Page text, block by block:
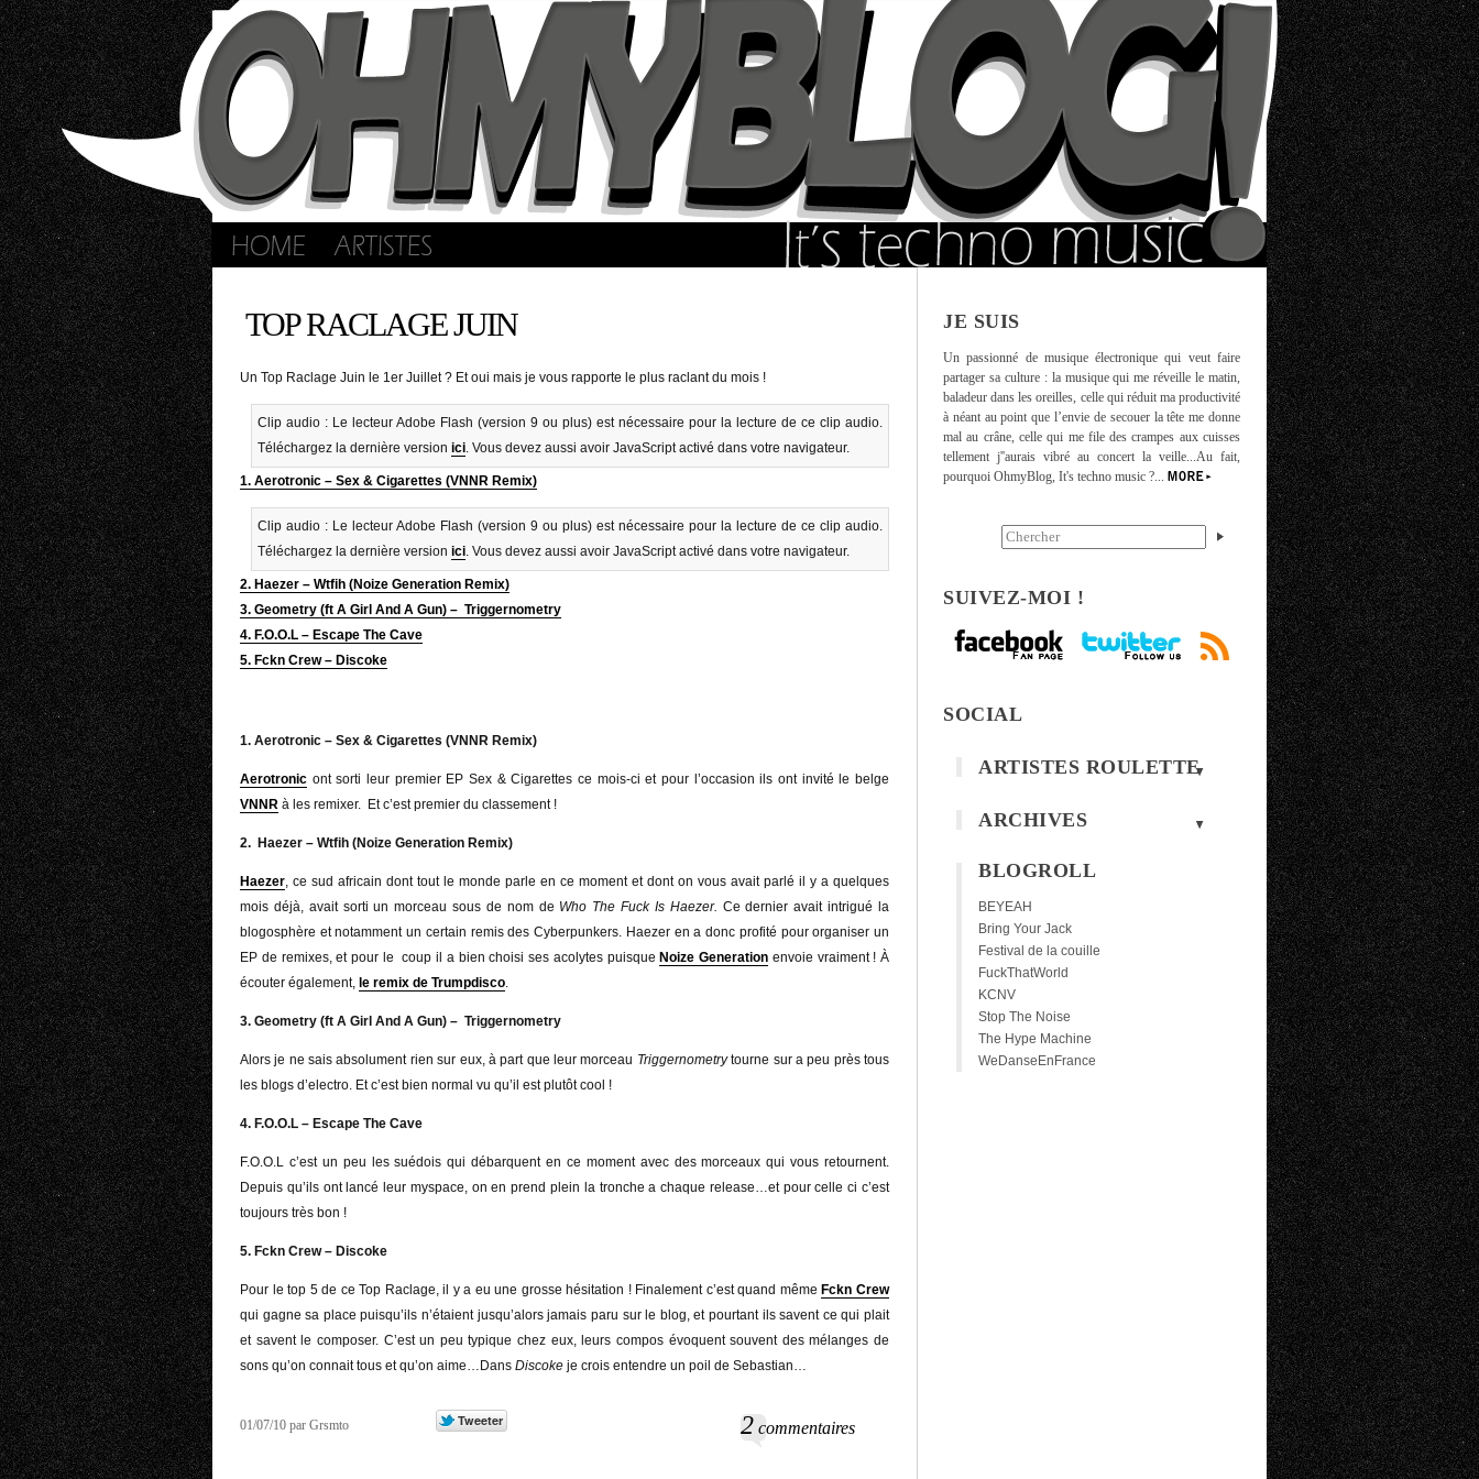
TOP RACLAGE JUIN
Un Top Raclage Juin le 1er Juillet ? Et oui mais je vous rapporte le plus raclant du mois !
Clip audio : Le lecteur Adobe Flash (version 9 ou plus) est nécessaire pour la lecture de ce clip audio.
Téléchargez la dernière version ici. Vous devez aussi avoir JavaScript activé dans votre navigateur.
1. Aerotronic – Sex & Cigarettes (VNNR Remix)
Clip audio : Le lecteur Adobe Flash (version 9 ou plus) est nécessaire pour la lecture de ce clip audio.
Téléchargez la dernière version ici. Vous devez aussi avoir JavaScript activé dans votre navigateur.
2. Haezer – Wtfih (Noize Generation Remix)
3. Geometry (ft A Girl And A Gun) – Triggernometry
4. F.O.O.L – Escape The Cave
5. Fckn Crew – Discoke
1. Aerotronic – Sex & Cigarettes (VNNR Remix)
Aerotronic ont sorti leur premier EP Sex & Cigarettes ce mois-ci et pour l’occasion ils ont invité le belge
VNNR à les remixer. Et c’est premier du classement !
2. Haezer – Wtfih (Noize Generation Remix)
Haezer, ce sud africain dont tout le monde parle en ce moment et dont on vous avait parlé il y a quelques
mois déjà, avait sorti un morceau sous de nom de Who The Fuck Is Haezer. Ce dernier avait intrigué la
blogosphère et notamment un certain remis des Cyberpunkers. Haezer en a donc profité pour organiser un
EP de remixes, et pour le coup il a bien choisi ses acolytes puisque Noize Generation envoie vraiment ! À
écouter également, le remix de Trumpdisco.
3. Geometry (ft A Girl And A Gun) – Triggernometry
Alors je ne sais absolument rien sur eux, à part que leur morceau Triggernometrytourne sur a peu près tous
les blogs d’electro. Et c’est bien normal vu qu’il est plutôt cool !
4. F.O.O.L – Escape The Cave
F.O.O.L c’est un peu les suédois qui débarquent en ce moment avec des morceaux qui vous retournent.
Depuis qu’ils ont lancé leur myspace, on en prend plein la tronche a chaque release…et pour celle ci c’est
toujours très bon !
5. Fckn Crew – Discoke
Pour le top 5 de ce Top Raclage, il y a eu une grosse hésitation ! Finalement c’est quand même Fckn Crew
qui gagne sa place puisqu’ils n’étaient jusqu’alors jamais paru sur le blog, et pourtant ils savent ce qui plait
et savent le composer. C’est un peu typique chez eux, leurs compos évoquent souvent des mélanges de
sons qu’on connait tous et qu’on aime…Dans Discoke je crois entendre un poil de Sebastian…
01/07/10 par Grsmto 2 commentaires
JE SUIS
Un passionné de musique électronique qui veut faire
partager sa culture : la musique qui me réveille le matin,
baladeur dans les oreilles, celle qui réduit ma productivité
à néant au point que l’envie de secouer la tête me donne
mal au crâne, celle qui me file des crampes aux cuisses
tellement j''aurais vibré au concert la veille...Au fait,
pourquoi OhmyBlog, It's techno music ?...
SUIVEZ-MOI !
SOCIAL
ARTISTES ROULETTE
ARCHIVES
BLOGROLL
BEYEAH
Bring Your Jack
Festival de la couille
FuckThatWorld
KCNV
Stop The Noise
The Hype Machine
WeDanseEnFrance